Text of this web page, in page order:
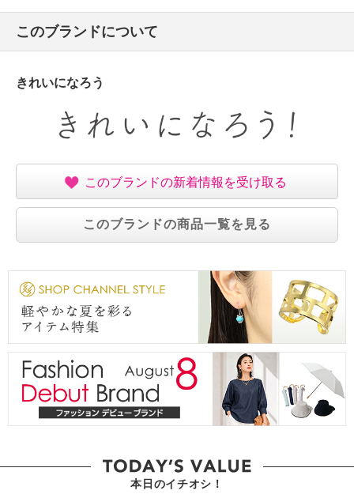
このブランドについて
きれいになろう
このブランドの新着情報を受け取る
このブランドの商品一覧を見る
本日のイチオシ！